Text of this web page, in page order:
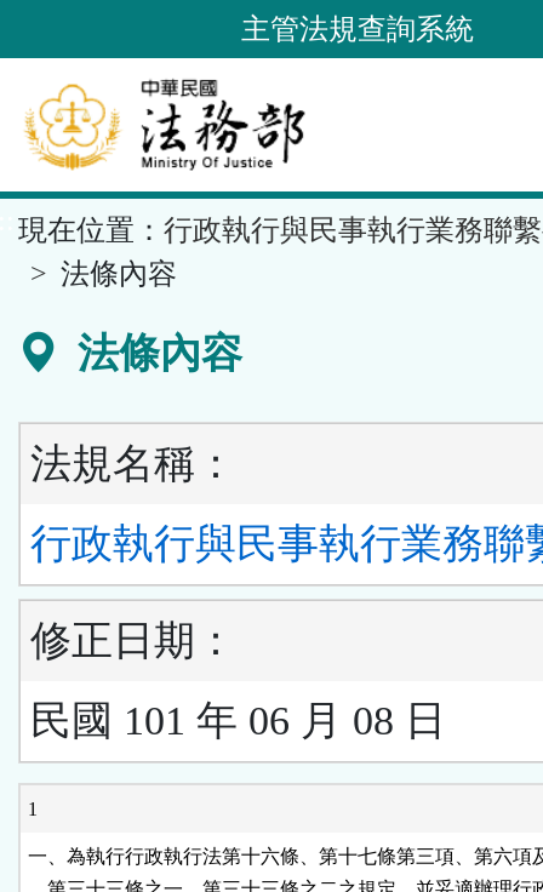
到
要
內
容
區
塊
主管法規查詢系統
現在位置： 行政執行與民事執行業務聯
法條內容
法條內容
法規名稱：
行政執行與民事執行業務聯
修正日期：
民國 101 年 06 月 08 日
1
一、為執行行政執行法第十六條、第十七條第三項、第六項